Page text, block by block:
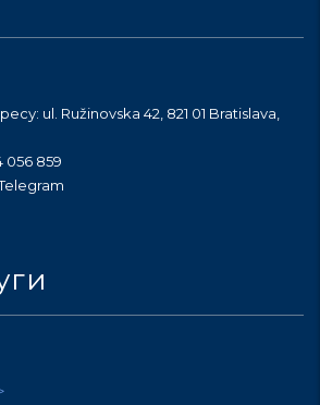
ul. Ružinovska 42, 821 01 Bratislava,
056 859